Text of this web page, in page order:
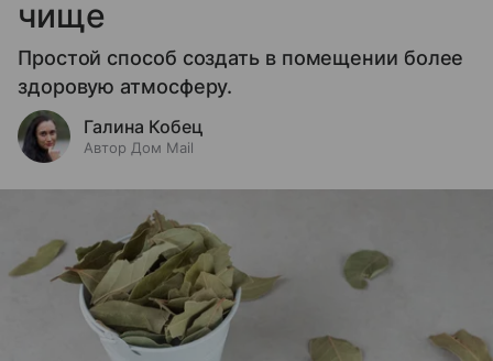
чище
Простой способ создать в помещении более
здоровую атмосферу.
Галина Кобец
Автор Дом Mail